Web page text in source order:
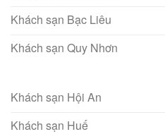
Khách sạn Bạc Liêu
Khách sạn Quy Nhơn
Khách sạn Hội An
Khách sạn Huế